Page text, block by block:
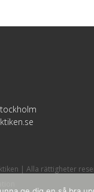
| Alla rättigheter